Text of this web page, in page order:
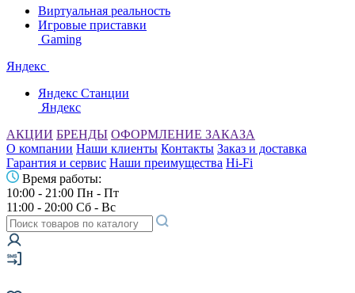
Виртуальная реальность
Игровые приставки
Gaming
Яндекс
Яндекс Станции
Яндекс
АКЦИИ БРЕНДЫ ОФОРМЛЕНИЕ ЗАКАЗА
О компании Наши клиенты Контакты Заказ и доставка
Гарантия и сервис Наши преимущества Hi-Fi
Время работы:
10:00 - 21:00 Пн - Пт
11:00 - 20:00 Сб - Вс